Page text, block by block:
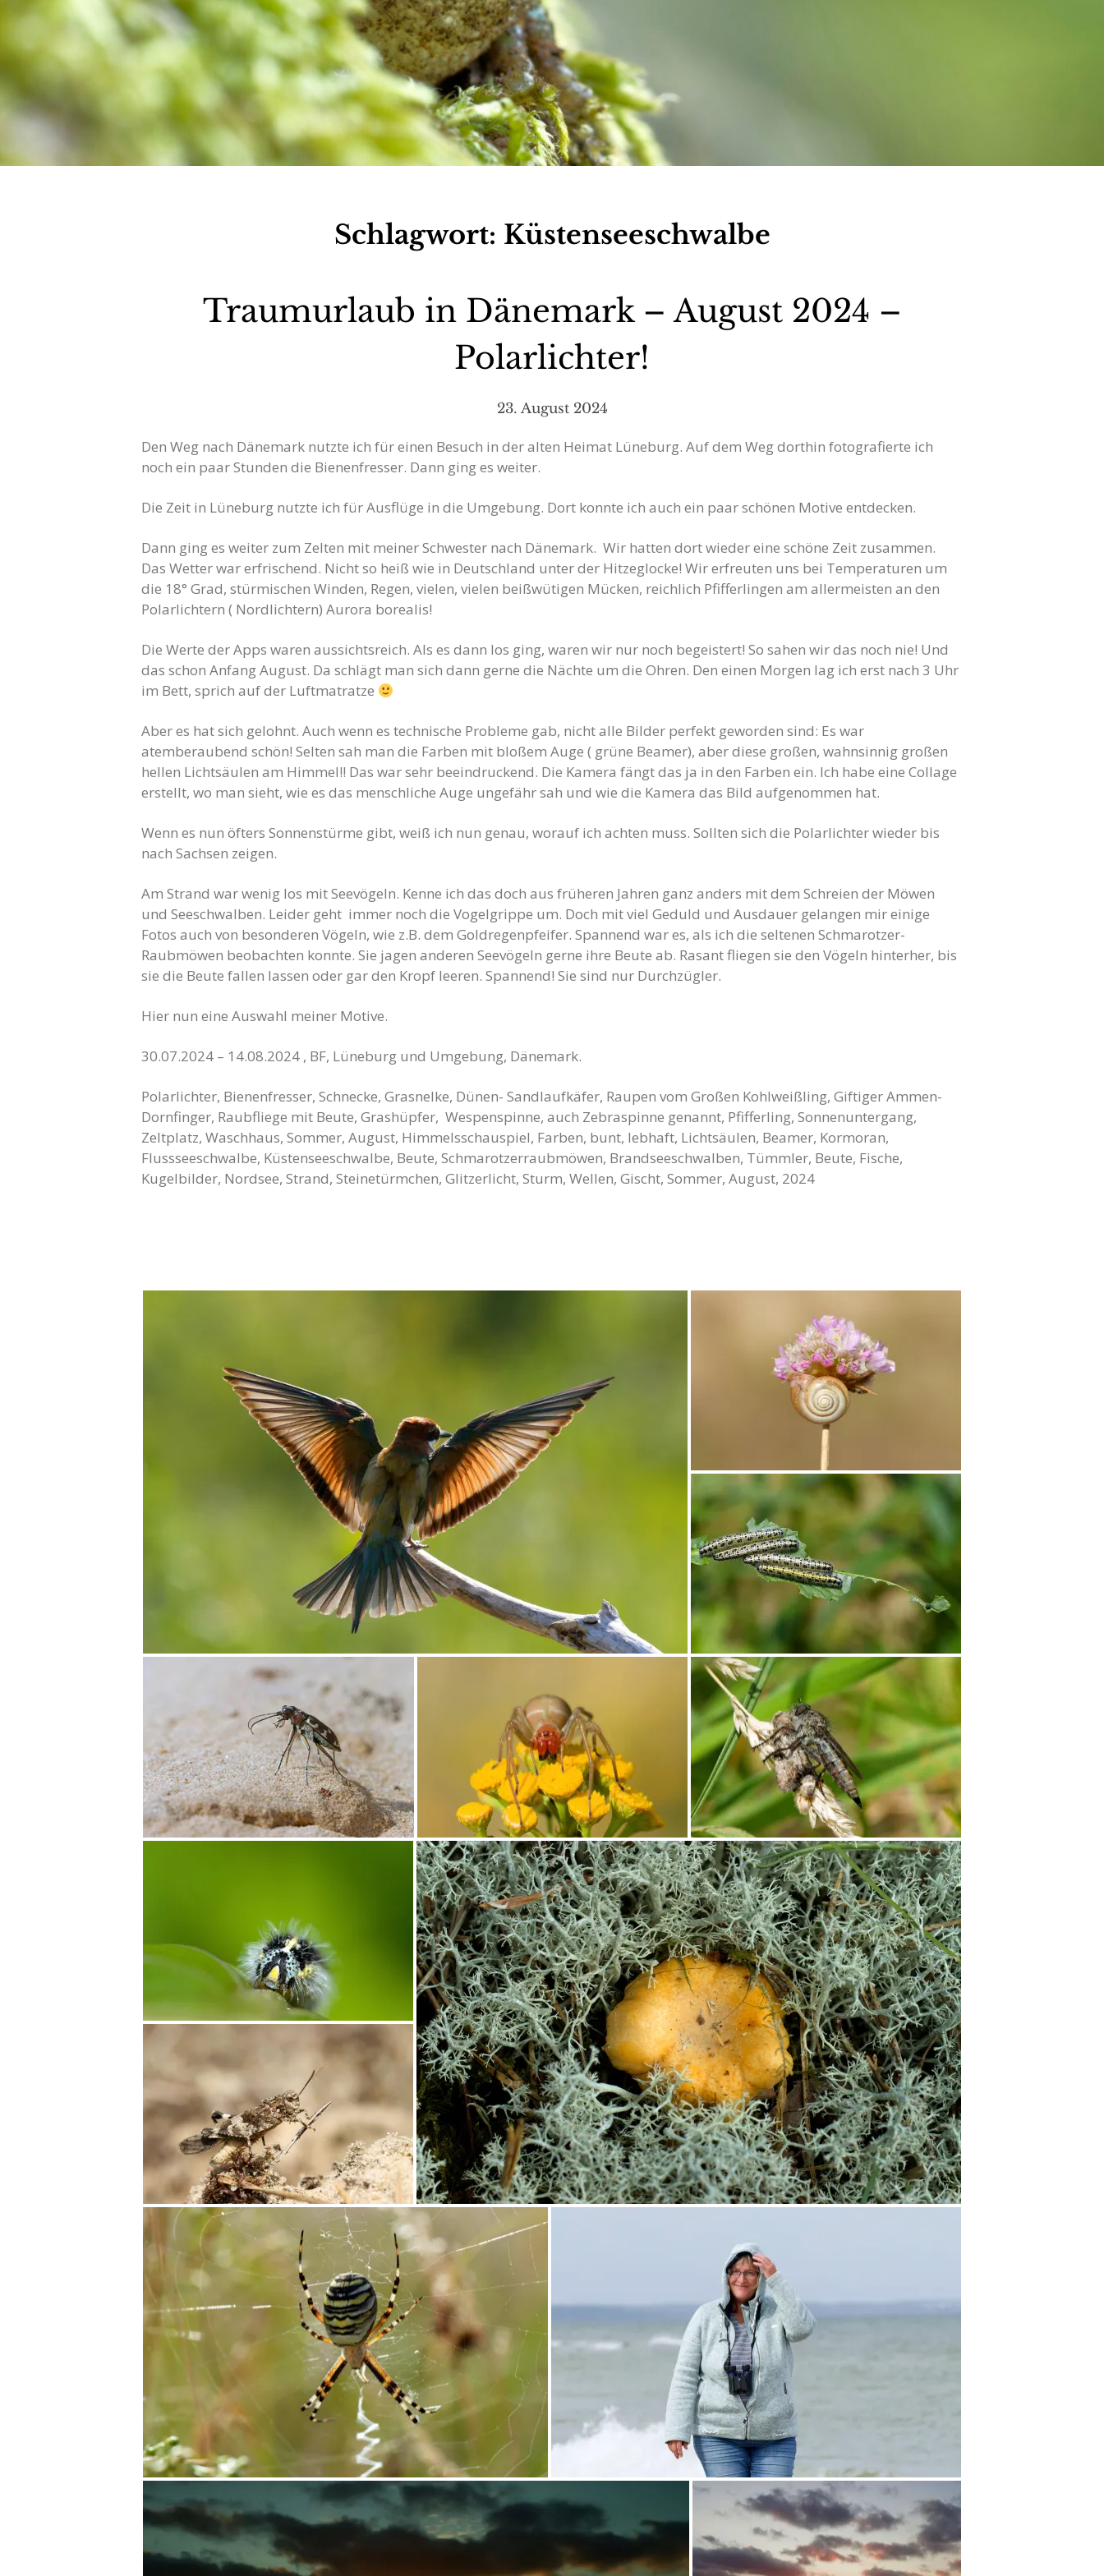
Schlagwort: Küstenseeschwalbe
Traumurlaub in Dänemark – August 2024 –
Polarlichter!
23. August 2024
Den Weg nach Dänemark nutzte ich für einen Besuch in der alten Heimat Lüneburg. Auf dem Weg dorthin fotografierte ich
noch ein paar Stunden die Bienenfresser. Dann ging es weiter.
Die Zeit in Lüneburg nutzte ich für Ausflüge in die Umgebung. Dort konnte ich auch ein paar schönen Motive entdecken.
Dann ging es weiter zum Zelten mit meiner Schwester nach Dänemark. Wir hatten dort wieder eine schöne Zeit zusammen.
Das Wetter war erfrischend. Nicht so heiß wie in Deutschland unter der Hitzeglocke! Wir erfreuten uns bei Temperaturen um
die 18° Grad, stürmischen Winden, Regen, vielen, vielen beißwütigen Mücken, reichlich Pfifferlingen am allermeisten an den
Polarlichtern ( Nordlichtern) Aurora borealis!
Die Werte der Apps waren aussichtsreich. Als es dann los ging, waren wir nur noch begeistert! So sahen wir das noch nie! Und
das schon Anfang August. Da schlägt man sich dann gerne die Nächte um die Ohren. Den einen Morgen lag ich erst nach 3 Uhr
im Bett, sprich auf der Luftmatratze
Aber es hat sich gelohnt. Auch wenn es technische Probleme gab, nicht alle Bilder perfekt geworden sind: Es war
atemberaubend schön! Selten sah man die Farben mit bloßem Auge ( grüne Beamer), aber diese großen, wahnsinnig großen
hellen Lichtsäulen am Himmel!! Das war sehr beeindruckend. Die Kamera fängt das ja in den Farben ein. Ich habe eine Collage
erstellt, wo man sieht, wie es das menschliche Auge ungefähr sah und wie die Kamera das Bild aufgenommen hat.
Wenn es nun öfters Sonnenstürme gibt, weiß ich nun genau, worauf ich achten muss. Sollten sich die Polarlichter wieder bis
nach Sachsen zeigen.
Am Strand war wenig los mit Seevögeln. Kenne ich das doch aus früheren Jahren ganz anders mit dem Schreien der Möwen
und Seeschwalben. Leider geht immer noch die Vogelgrippe um. Doch mit viel Geduld und Ausdauer gelangen mir einige
Fotos auch von besonderen Vögeln, wie z.B. dem Goldregenpfeifer. Spannend war es, als ich die seltenen Schmarotzer-
Raubmöwen beobachten konnte. Sie jagen anderen Seevögeln gerne ihre Beute ab. Rasant fliegen sie den Vögeln hinterher, bis
sie die Beute fallen lassen oder gar den Kropf leeren. Spannend! Sie sind nur Durchzügler.
Hier nun eine Auswahl meiner Motive.
30.07.2024 – 14.08.2024 , BF, Lüneburg und Umgebung, Dänemark.
Polarlichter, Bienenfresser, Schnecke, Grasnelke, Dünen- Sandlaufkäfer, Raupen vom Großen Kohlweißling, Giftiger Ammen-
Dornfinger, Raubfliege mit Beute, Grashüpfer, Wespenspinne, auch Zebraspinne genannt, Pfifferling, Sonnenuntergang,
Zeltplatz, Waschhaus, Sommer, August, Himmelsschauspiel, Farben, bunt, lebhaft, Lichtsäulen, Beamer, Kormoran,
Flussseeschwalbe, Küstenseeschwalbe, Beute, Schmarotzerraubmöwen, Brandseeschwalben, Tümmler, Beute, Fische,
Kugelbilder, Nordsee, Strand, Steinetürmchen, Glitzerlicht, Sturm, Wellen, Gischt, Sommer, August, 2024